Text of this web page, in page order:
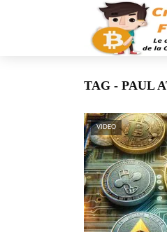
TAG - PAUL
VIDEO